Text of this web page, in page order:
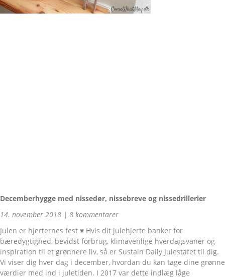
Decemberhygge med nissedør, nissebreve og nissedrillerier
14. november 2018
8 kommentarer
Julen er hjerternes fest ♥ Hvis dit julehjerte banker for
bæredygtighed, bevidst forbrug, klimavenlige hverdagsvaner og
inspiration til et grønnere liv, så er Sustain Daily Julestafet til dig.
Vi viser dig hver dag i december, hvordan du kan tage dine grønne
værdier med ind i juletiden. I 2017 var dette indlæg låge